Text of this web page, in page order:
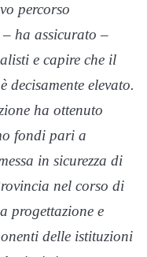
percorso
ha assicurato –
e capire che il
decisamente elevato.
ha ottenuto
fondi pari a
in sicurezza di
nel corso di
progettazione e
delle istituzioni